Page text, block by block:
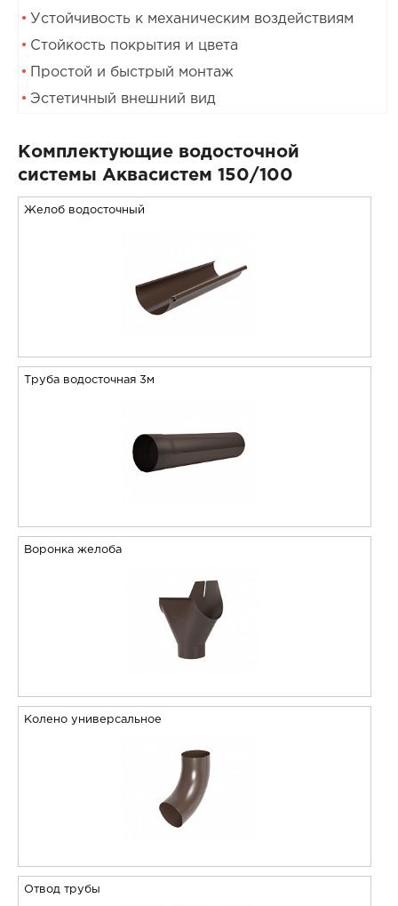
Устойчивость к механическим воздействиям
Стойкость покрытия и цвета
Простой и быстрый монтаж
Эстетичный внешний вид
Комплектующие водосточной
системы Аквасистем 150/100
Желоб водосточный
Труба водосточная 3м
Воронка желоба
Колено универсальное
Отвод трубы